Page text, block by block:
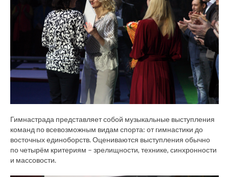
Гимнастрада представляет собой музыкальные выступления
команд по всевозможным видам спорта: от гимнастики до
восточных единоборств. Оцениваются выступления обычно
по четырём критериям – зрелищности, технике, синхронности
и массовости.